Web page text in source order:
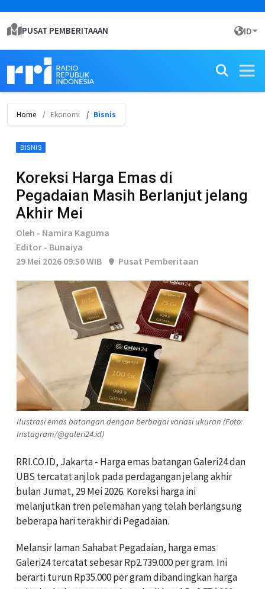
PUSAT PEMBERITAAAN ID
Home Ekonomi Bisnis
BISNIS
Koreksi Harga Emas di
Pegadaian Masih Berlanjut jelang
Akhir Mei
Oleh - Namira Kaguma
Editor - Bunaiya
29 Mei 2026 09:50 WIB
Pusat Pemberitaan
Ilustrasi emas batangan dengan berbagai variasi ukuran (Foto:
Instagram/@galeri24.id)
RRI.CO.ID, Jakarta - Harga emas batangan Galeri24 dan
UBS tercatat anjlok pada perdagangan jelang akhir
bulan Jumat, 29 Mei 2026. Koreksi harga ini
melanjutkan tren pelemahan yang telah berlangsung
beberapa hari terakhir di Pegadaian.
Melansir laman Sahabat Pegadaian, harga emas
Galeri24 tercatat sebesar Rp2.739.000 per gram. Ini
berarti turun Rp35.000 per gram dibandingkan harga